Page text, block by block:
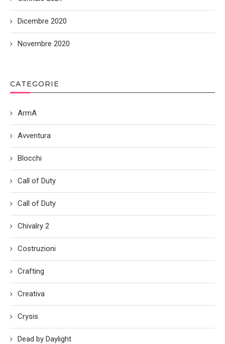
Dicembre 2020
Novembre 2020
CATEGORIE
ArmA
Avventura
Blocchi
Call of Duty
Call of Duty
Chivalry 2
Costruzioni
Crafting
Creativa
Crysis
Dead by Daylight